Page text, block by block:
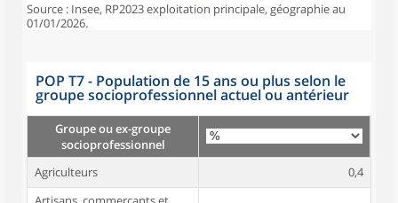
Source : Insee, RP2023 exploitation principale, géographie au
01/01/2026.
POP T7 - Population de 15 ans ou plus selon le
groupe socioprofessionnel actuel ou antérieur
Groupe ou ex-groupe
socioprofessionnel
Agriculteurs
0,4